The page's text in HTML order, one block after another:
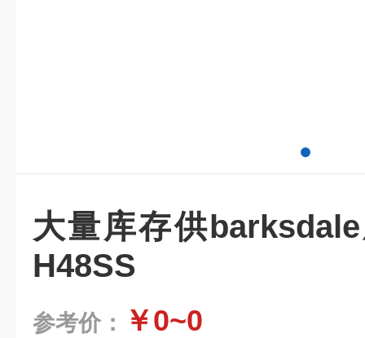
大量库存供
H48SS
参考价： ￥0~0